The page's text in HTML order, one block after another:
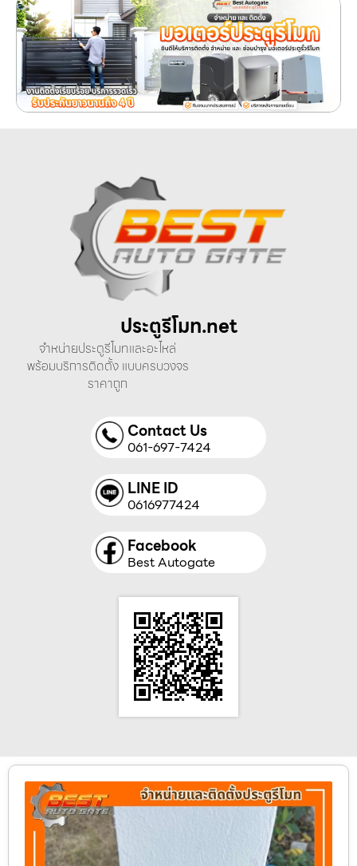
ประตูรีโมท.net
จำหน่ายประตูรีโมทและอะไหล่
พร้อมบริการติดตั้ง แบบครบวงจร
ราคาถูก
Contact Us
061-697-7424
LINE ID
0616977424
Facebook
Best Autogate